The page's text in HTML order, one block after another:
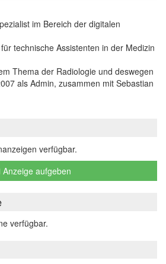
im Bereich der digitalen
technische Assistenten in der Medizin
Thema der Radiologie und deswegen
als Admin, zusammen mit Sebastian
verfügbar.
Anzeige aufgeben
verfügbar.